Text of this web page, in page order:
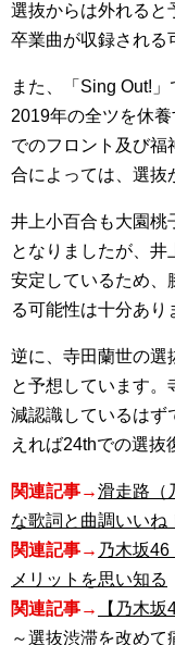
選抜からは外れると
卒業曲が収録される
また、「Sing Out!
2019年の全ツを休
でのフロント及び福
合によっては、選抜
井上小百合も大園桃
となりましたが、
安定しているため、
る可能性は十分あり
逆に、寺田蘭世の選
と予想しています。
減認識しているはず
えれば24thでの選抜
関連記事→滑走路（
な歌詞と曲調いいね
関連記事→ 乃木坂
メリットを思い知る
関連記事→
【乃木
～選抜渋滞を改めて